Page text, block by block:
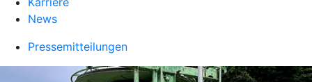
News
Pressemitteilungen